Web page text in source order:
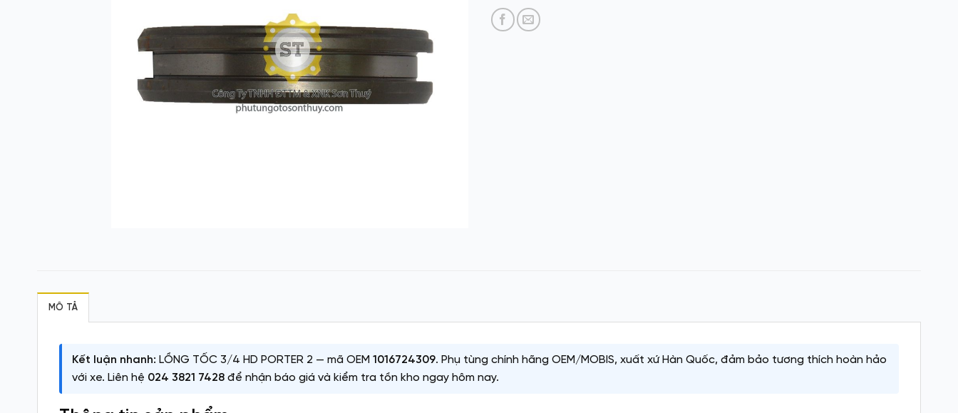
MÔ TẢ
Kết luận nhanh: LỒNG TỐC 3/4 HD PORTER 2 — mã OEM 1016724309. Phụ tùng chính hãng OEM/MOBIS, xuất xứ Hàn Quốc, đảm bảo tương thích hoàn hảo
với xe. Liên hệ 024 3821 7428 để nhận báo giá và kiểm tra tồn kho ngay hôm nay.